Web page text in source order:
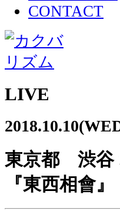
CONTACT
LIVE
東京都 渋谷
『東西相會』